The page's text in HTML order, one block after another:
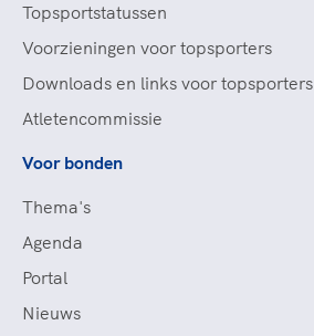
Topsportstatussen
Voorzieningen voor topsporters
Downloads en links voor topsporters
Atletencommissie
Voor bonden
Thema's
Agenda
Portal
Nieuws